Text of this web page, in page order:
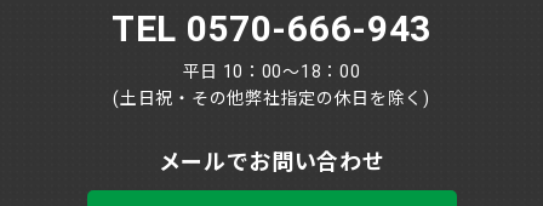
TEL 0570-666-943
平日 10：00～18：00
(土日祝・その他弊社指定の休日を除く)
メールでお問い合わせ